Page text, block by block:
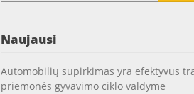
Naujausi
Automobilių supirkimas yra efektyvus
priemonės gyvavimo ciklo valdyme